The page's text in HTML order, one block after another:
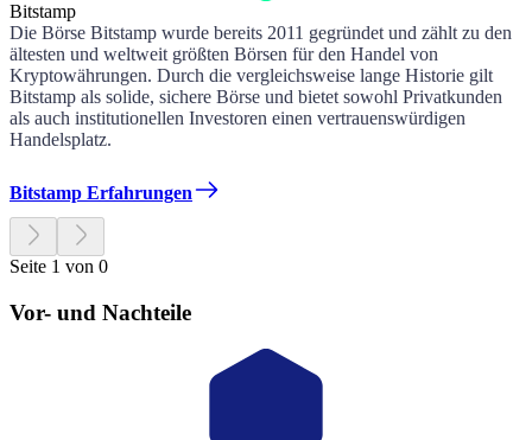
Bitstamp
Die Börse Bitstamp wurde bereits 2011 gegründet und zählt zu den
ältesten und weltweit größten Börsen für den Handel von
Kryptowährungen. Durch die vergleichsweise lange Historie gilt
Bitstamp als solide, sichere Börse und bietet sowohl Privatkunden
als auch institutionellen Investoren einen vertrauenswürdigen
Handelsplatz.
Bitstamp Erfahrungen
Seite 1 von 0
Vor- und Nachteile